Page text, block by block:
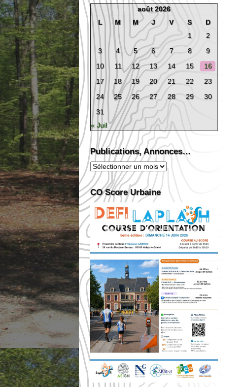
août 2026
L
M M J V S
D
1
2
3
4 5 6 7 8
9
10
11 12 13 14 15
16
17
18 19 20 21 22
23
24
25 26 27 28 29
30
31
« Juil
Publications, Annonces…
Publications,
Annonces…
CO Score Urbaine